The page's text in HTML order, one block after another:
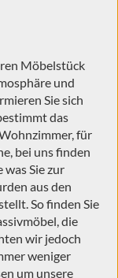
Möbelstück
und
Sie sich
das
für
bei uns finden
was Sie zur
aus den
So finden Sie
die
wir jedoch
weniger
um unsere
Sie auf "Nur
.